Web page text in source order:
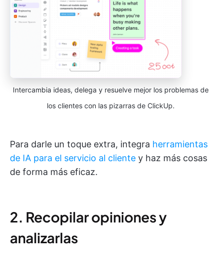
Intercambia ideas, delega y resuelve mejor los problemas de
los clientes con las pizarras de ClickUp.
Para darle un toque extra, integra herramientas
de IA para el servicio al cliente y haz más cosas
de forma más eficaz.
2. Recopilar opiniones y
analizarlas